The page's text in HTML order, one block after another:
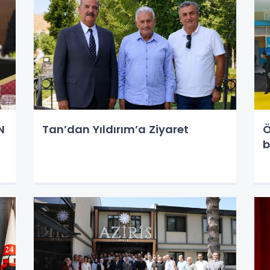
Tan’dan Yıldırım’a Ziyaret